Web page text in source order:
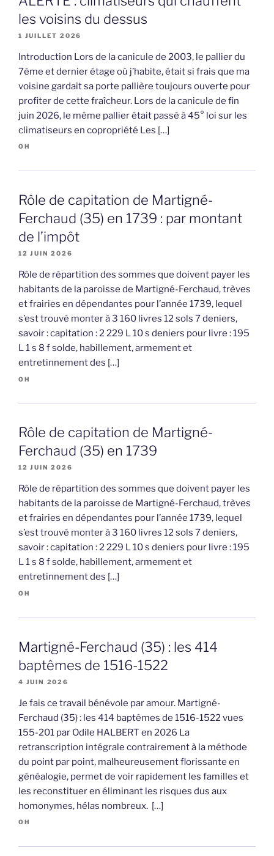
les voisins du dessus
1 JUILLET 2026
Introduction Lors de la canicule de 2003, le pallier du
7ème et dernier étage où j’habite, était si frais que ma
voisine gardait sa porte pallière toujours ouverte pour
profiter de cette fraîcheur. Lors de la canicule de fin
juin 2026, le même pallier était passé à 45° loi sur les
climatiseurs en copropriété Les […]
OH
Rôle de capitation de Martigné-
Ferchaud (35) en 1739 : par montant
de l’impôt
12 JUIN 2026
Rôle de répartition des sommes que doivent payer les
habitants de la paroisse de Martigné-Ferchaud, trèves
et frairies en dépendantes pour l’année 1739, lequel
s’est trouvé monter à 3 160 livres 12 sols 7 deniers,
savoir : capitation : 2 229 L 10 s deniers pour livre : 195
L 1 s 8 f solde, habillement, armement et
entretinnement des […]
OH
Rôle de capitation de Martigné-
Ferchaud (35) en 1739
12 JUIN 2026
Rôle de répartition des sommes que doivent payer les
habitants de la paroisse de Martigné-Ferchaud, trèves
et frairies en dépendantes pour l’année 1739, lequel
s’est trouvé monter à 3 160 livres 12 sols 7 deniers,
savoir : capitation : 2 229 L 10 s deniers pour livre : 195
L 1 s 8 f solde, habillement, armement et
entretinnement des […]
OH
Martigné-Ferchaud (35) : les 414
baptêmes de 1516-1522
4 JUIN 2026
Je fais ce travail bénévole par amour. Martigné-
Ferchaud (35) : les 414 baptêmes de 1516-1522 vues
155-201 par Odile HALBERT en 2026 La
retranscription intégrale contrairement à la méthode
du point par point, malheureusement florissante en
généalogie, permet de voir rapidement les familles et
les reconstituer en éliminant les risques dus aux
homonymes, hélas nombreux. […]
OH